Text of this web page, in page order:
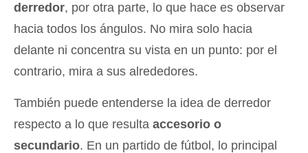
derredor, por otra parte, lo que hace es observar
hacia todos los ángulos. No mira solo hacia
delante ni concentra su vista en un punto: por el
contrario, mira a sus alrededores.
También puede entenderse la idea de derredor
respecto a lo que resulta accesorio o
secundario. En un partido de fútbol, lo principal